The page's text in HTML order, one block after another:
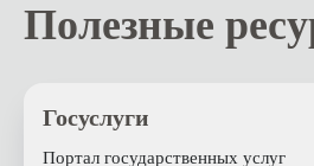
Полезные
Госуслуги
Портал государственных услуг